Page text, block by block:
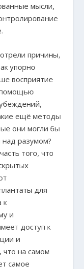
мысли,
причины,
упорно
восприятие
помощью
ещё методы
они могли бы
разумом?
того, что
для
к
и
доступ к
и
что на самом
самое